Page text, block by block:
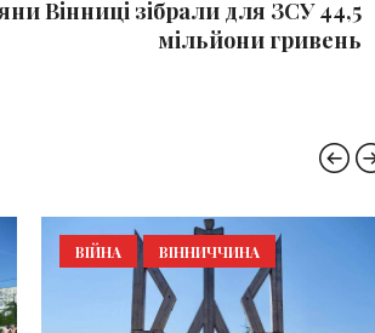
Вінниці зібрали для ЗСУ 44,5
мільйони гривень
ВІЙНА ВІННИЧЧИНА